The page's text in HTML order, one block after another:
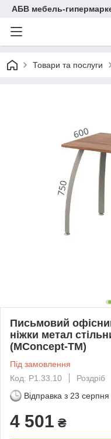
АБВ мебель-
Товари та послуги
Письмовий
ніжки метал
(MConcept-ТМ)
Під замовлення
Код: P1.33.10
Роздріб
Відправка з 23
4 501 ₴